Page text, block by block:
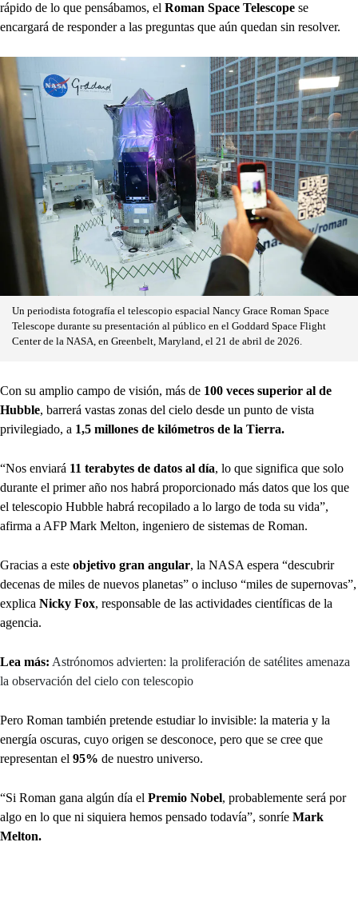
rápido de lo que pensábamos, el Roman Space Telescope se
encargará de responder a las preguntas que aún quedan sin resolver.
Un periodista fotografía el telescopio espacial Nancy Grace Roman Space
Telescope durante su presentación al público en el Goddard Space Flight
Center de la NASA, en Greenbelt, Maryland, el 21 de abril de 2026.
Con su amplio campo de visión, más de 100 veces superior al de
Hubble, barrerá vastas zonas del cielo desde un punto de vista
privilegiado, a 1,5 millones de kilómetros de la Tierra.
“Nos enviará 11 terabytes de datos al día, lo que significa que solo
durante el primer año nos habrá proporcionado más datos que los que
el telescopio Hubble habrá recopilado a lo largo de toda su vida”,
afirma a AFP Mark Melton, ingeniero de sistemas de Roman.
Gracias a este objetivo gran angular, la NASA espera “descubrir
decenas de miles de nuevos planetas” o incluso “miles de supernovas”,
explica Nicky Fox, responsable de las actividades científicas de la
agencia.
Lea más: Astrónomos advierten: la proliferación de satélites amenaza
la observación del cielo con telescopio
Pero Roman también pretende estudiar lo invisible: la materia y la
energía oscuras, cuyo origen se desconoce, pero que se cree que
representan el 95% de nuestro universo.
“Si Roman gana algún día el Premio Nobel, probablemente será por
algo en lo que ni siquiera hemos pensado todavía”, sonríe Mark
Melton.